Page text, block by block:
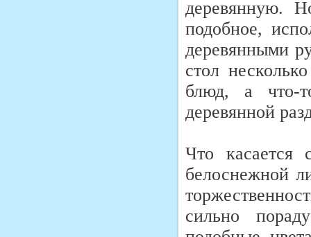
деревянную.
подобное,
деревянными
стол
блюд, а что-
деревянной
Что касается
белоснежной
сильно